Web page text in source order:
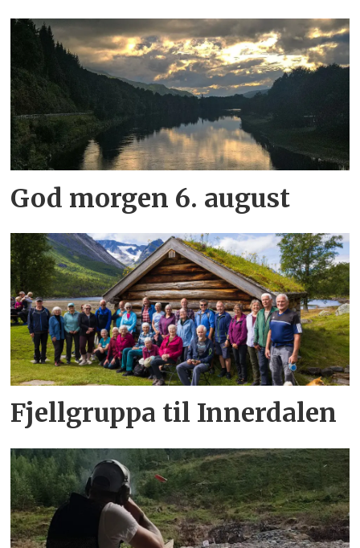
God morgen 6. august
Fjellgruppa til Innerdalen